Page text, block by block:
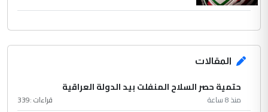
المقالات
حتمية حصر السلاح المنفلت بيد الدولة العراقية
منذ 8 ساعة قراءات :339